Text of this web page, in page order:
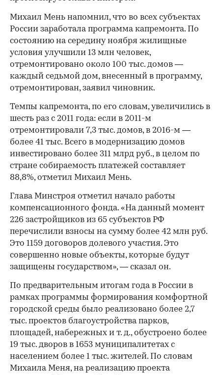
Михаил Мень напомнил, что во всех субъектах
России заработала программа капремонта. По
состоянию на середину ноября жилищные
условия улучшили 13 млн человек,
отремонтировано около 100 тыс. домов —
каждый седьмой дом, внесенный в программу,
отремонтирован, заявил чиновник.
Темпы капремонта, по его словам, увеличились в
шесть раз с 2011 года: если в 2011-м
отремонтировали 7,3 тыс. домов, в 2016-м —
более 41 тыс. Всего в модернизацию домов
инвестировано более 311 млрд руб., в целом по
стране собираемость платежей составляет
88,8%, отметил Михаил Мень.
Глава Минстроя отметил начало работы
компенсационного фонда. «На данный момент
226 застройщиков из 65 субъектов РФ
перечислили взносы на сумму более 42 млн руб.
Это 1159 договоров долевого участия. Это
совершенно новые объекты, которые будут
защищены государством», — сказал он.
По предварительным итогам года в России в
рамках программы формирования комфортной
городской среды было реализовано более 2,7
тыс. проектов благоустройства парков,
площадей, набережных и т. д., обустроено более
19 тыс. дворов в 1653 муниципалитетах с
населением более 1 тыс. жителей. По словам
Михаила Меня, на реализацию проекта